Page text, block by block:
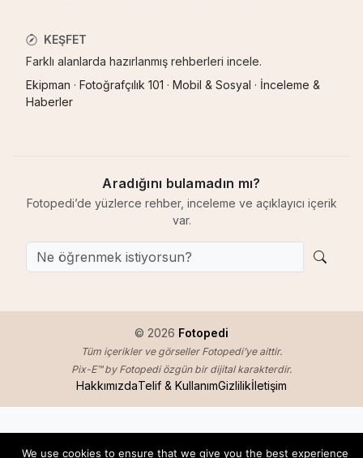
KEŞFET
Farklı alanlarda hazırlanmış rehberleri incele.
Ekipman · Fotoğrafçılık 101 · Mobil & Sosyal · İnceleme &
Haberler
Aradığını bulamadın mı?
Fotopedi’de yüzlerce rehber, inceleme ve açıklayıcı içerik
var.
© 2026 Fotopedi
Tüm içerikler ve görseller Fotopedi’ye aittir.
Pix-E™ by Fotopedi özgün bir dijital karakterdir.
HakkımızdaTelif & KullanımGizlilikİletişim
We use cookies to ensure that we give you the best experience